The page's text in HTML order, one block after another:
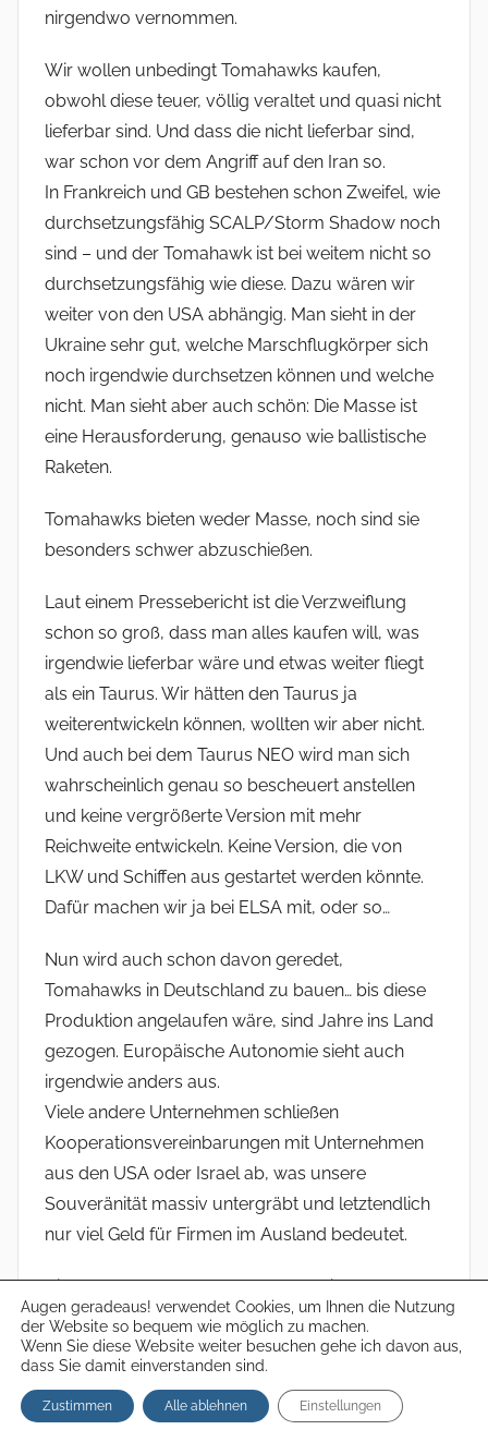
nirgendwo vernommen.
Wir wollen unbedingt Tomahawks kaufen,
obwohl diese teuer, völlig veraltet und quasi nicht
lieferbar sind. Und dass die nicht lieferbar sind,
war schon vor dem Angriff auf den Iran so.
In Frankreich und GB bestehen schon Zweifel, wie
durchsetzungsfähig SCALP/Storm Shadow noch
sind – und der Tomahawk ist bei weitem nicht so
durchsetzungsfähig wie diese. Dazu wären wir
weiter von den USA abhängig. Man sieht in der
Ukraine sehr gut, welche Marschflugkörper sich
noch irgendwie durchsetzen können und welche
nicht. Man sieht aber auch schön: Die Masse ist
eine Herausforderung, genauso wie ballistische
Raketen.
Tomahawks bieten weder Masse, noch sind sie
besonders schwer abzuschießen.
Laut einem Pressebericht ist die Verzweiflung
schon so groß, dass man alles kaufen will, was
irgendwie lieferbar wäre und etwas weiter fliegt
als ein Taurus. Wir hätten den Taurus ja
weiterentwickeln können, wollten wir aber nicht.
Und auch bei dem Taurus NEO wird man sich
wahrscheinlich genau so bescheuert anstellen
und keine vergrößerte Version mit mehr
Reichweite entwickeln. Keine Version, die von
LKW und Schiffen aus gestartet werden könnte.
Dafür machen wir ja bei ELSA mit, oder so…
Nun wird auch schon davon geredet,
Tomahawks in Deutschland zu bauen… bis diese
Produktion angelaufen wäre, sind Jahre ins Land
gezogen. Europäische Autonomie sieht auch
irgendwie anders aus.
Viele andere Unternehmen schließen
Kooperationsvereinbarungen mit Unternehmen
aus den USA oder Israel ab, was unsere
Souveränität massiv untergräbt und letztendlich
nur viel Geld für Firmen im Ausland bedeutet.
Die ganzen Startups werden auch nicht lange
niedrige Preise anbieten.
Quantum Systems hat einen „Unternehmenswert“
Die Investoren wollen irgendwann ihr Geld sehen.
Augen geradeaus! verwendet Cookies, um Ihnen die Nutzung
der Website so bequem wie möglich zu machen.
Wenn Sie diese Website weiter besuchen gehe ich davon aus,
dass Sie damit einverstanden sind.
Zustimmen Alle ablehnen Einstellungen